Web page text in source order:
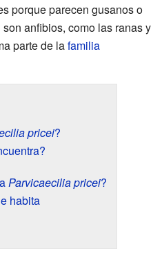
porque parecen gusanos o
anfibios, como las ranas y
parte de lafamilia
pricei?
Parvicaecilia pricei?
habita